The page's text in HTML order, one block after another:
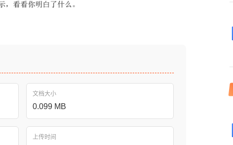
文档大小
0.099 MB
上传时间